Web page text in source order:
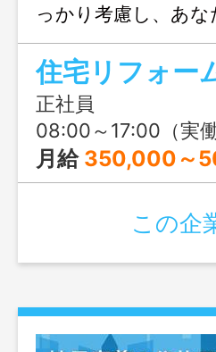
っかり考慮し、あ
住宅リフォー
正社員
08:00～17:00（実働
月給 350,000～
この企